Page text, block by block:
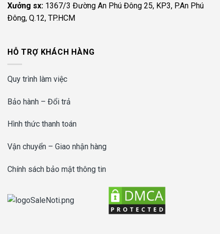
Xưởng sx: 1367/3 Đường An Phú Đông 25, KP3, P.An Phú
Đông, Q.12, TP.HCM
HỖ TRỢ KHÁCH HÀNG
Quy trình làm việc
Bảo hành – Đổi trả
Hình thức thanh toán
Vận chuyển – Giao nhận hàng
Chính sách bảo mật thông tin